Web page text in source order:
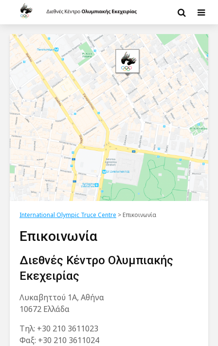
International Olympic Truce Centre > Επικοινωνία
Επικοινωνία
Διεθνές Κέντρο Ολυμπιακής
Εκεχειρίας
Λυκαβηττού 1Α, Αθήνα
10672 Ελλάδα
Tηλ: +30 210 3611023
Φαξ: +30 210 3611024